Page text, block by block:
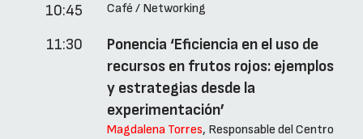
10:45 Café / Networking
11:30
Ponencia ‘Eficiencia en el uso de
recursos en frutos rojos: ejemplos
y estrategias desde la
experimentación’
Magdalena Torres, Responsable del Centro